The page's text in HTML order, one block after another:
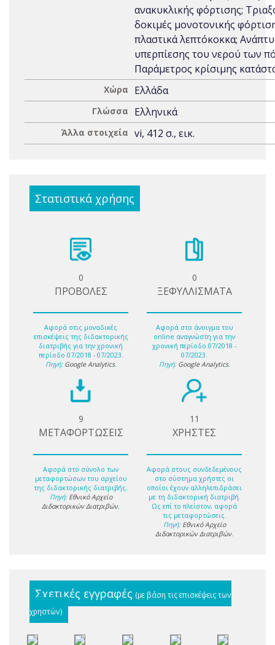
ανακυκλικής φόρτισης;
δοκιμές μονοτονικής
πλαστικά λεπτόκοκκα;
υπερπίεσης του νερού των
Παράμετρος κρίσιμης
Χώρα Ελλάδα
Γλώσσα Ελληνικά
Άλλα στοιχεία vi, 412 σ., εικ.
Στατιστικά χρήσης
0
ΠΡΟΒΟΛΕΣ
Αφορά στις μοναδικές
επισκέψεις της διδακτορικής
διατριβής για την χρονική
περίοδο 07/2018 - 07/2023.
Πηγή: Google Analytics.
0
ΞΕΦΥΛΛΙΣΜΑΤΑ
Αφορά στο άνοιγμα του
online αναγνώστη για την
χρονική περίοδο 07/2018 -
07/2023.
Πηγή: Google Analytics.
9
ΜΕΤΑΦΟΡΤΩΣΕΙΣ
Αφορά στο σύνολο των
μεταφορτώσων του αρχείου
της διδακτορικής διατριβής.
Πηγή: Εθνικό Αρχείο
Διδακτορικών Διατριβών.
11
ΧΡΗΣΤΕΣ
Αφορά στους συνδεδεμένους
στο σύστημα χρήστες οι
οποίοι έχουν αλληλεπιδράσει
με τη διδακτορική διατριβή.
Ως επί το πλείστον, αφορά
τις μεταφορτώσεις.
Πηγή: Εθνικό Αρχείο
Διδακτορικών Διατριβών.
Σχετικές εγγραφές (με βάση τις επισκέψεις των
χρηστών)